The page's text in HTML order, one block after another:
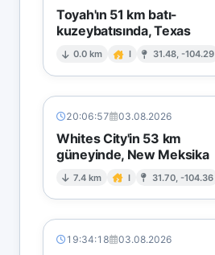
Toyah'ın 51 km batı-
kuzeybatısında, Texas
0.0 km I 31.48, -104.29
20:06:57 03.08.2026
Whites City'in 53 km
güneyinde, New Meksika
7.4 km I 31.70, -104.36
19:34:18 03.08.2026